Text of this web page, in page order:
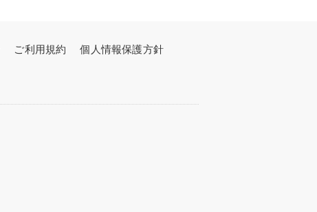
ご利用規約
個人情報保護方針